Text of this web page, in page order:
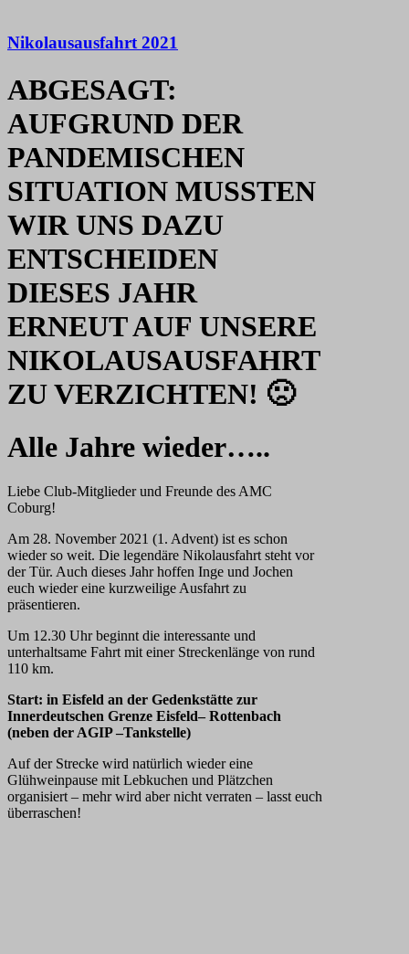
Nikolausausfahrt 2021
ABGESAGT:
AUFGRUND DER
PANDEMISCHEN
SITUATION MUSSTEN
WIR UNS DAZU
ENTSCHEIDEN
DIESES JAHR
ERNEUT AUF UNSERE
NIKOLAUSAUSFAHRT
ZU VERZICHTEN! 🙁
Alle Jahre wieder…..
Liebe Club-Mitglieder und Freunde des AMC
Coburg!
Am 28. November 2021 (1. Advent) ist es schon
wieder so weit. Die legendäre Nikolausfahrt steht vor
der Tür. Auch dieses Jahr hoffen Inge und Jochen
euch wieder eine kurzweilige Ausfahrt zu
präsentieren.
Um 12.30 Uhr beginnt die interessante und
unterhaltsame Fahrt mit einer Streckenlänge von rund
110 km.
Start: in Eisfeld an der Gedenkstätte zur
Innerdeutschen Grenze Eisfeld– Rottenbach
(neben der AGIP –Tankstelle)
Auf der Strecke wird natürlich wieder eine
Glühweinpause mit Lebkuchen und Plätzchen
organisiert – mehr wird aber nicht verraten – lasst euch
überraschen!